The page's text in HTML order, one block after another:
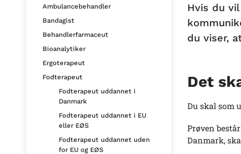
Ambulancebehandler
Bandagist
Behandlerfarmaceut
Bioanalytiker
Ergoterapeut
Fodterapeut
Fodterapeut uddannet i
Danmark
Fodterapeut uddannet i EU
eller EØS
Fodterapeut uddannet uden
for EU og EØS
Hvis du
du viser,
Det
Du skal som
Prøven
Danmark,